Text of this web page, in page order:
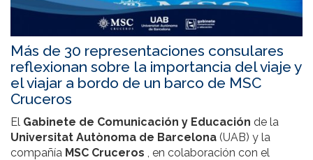
Más de 30 representaciones consulares
reflexionan sobre la importancia del viaje y
el viajar a bordo de un barco de MSC
Cruceros
El Gabinete de Comunicación y Educación de la
Universitat Autònoma de Barcelona (UAB) y la
compañía MSC Cruceros
, en colaboración con el